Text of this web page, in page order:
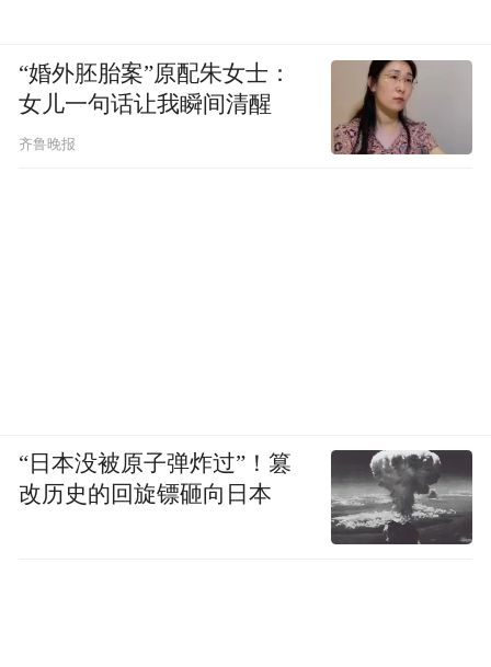
“婚外胚胎案”原配朱女士：
女儿一句话让我瞬间清醒
齐鲁晚报
“日本没被原子弹炸过”！篡
改历史的回旋镖砸向日本